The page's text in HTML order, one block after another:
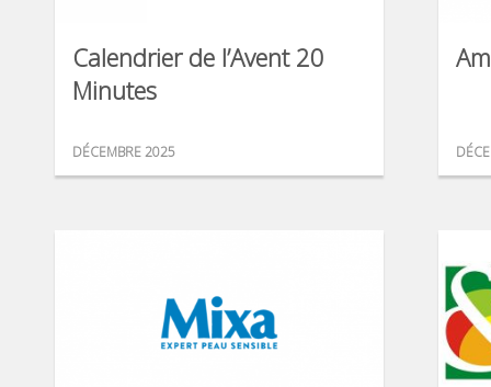
Calendrier de l’Avent 20
Minutes
DÉCEMBRE 2025